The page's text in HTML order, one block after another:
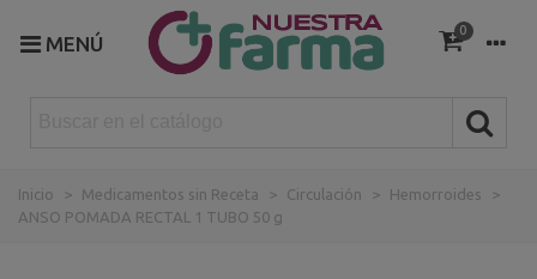
MENÚ
0
Inicio > Medicamentos sin Receta > Circulación > Hemorroides
>
ANSO POMADA RECTAL 1 TUBO 50 g